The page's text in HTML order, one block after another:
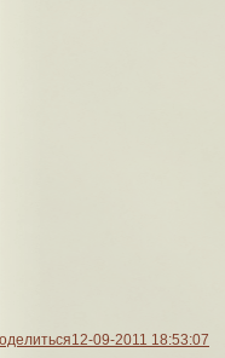
12-09-2011 18:53:07